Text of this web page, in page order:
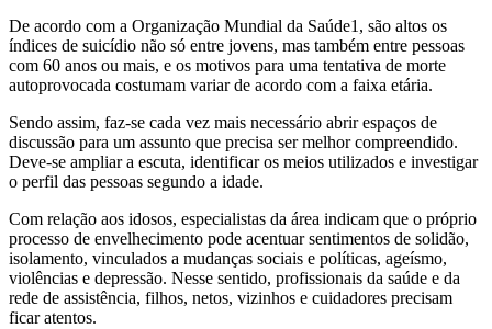
De acordo com a Organização Mundial da Saúde1, são altos os
índices de suicídio não só entre jovens, mas também entre pessoas
com 60 anos ou mais, e os motivos para uma tentativa de morte
autoprovocada costumam variar de acordo com a faixa etária.
Sendo assim, faz-se cada vez mais necessário abrir espaços de
discussão para um assunto que precisa ser melhor compreendido.
Deve-se ampliar a escuta, identificar os meios utilizados e investigar
o perfil das pessoas segundo a idade.
Com relação aos idosos, especialistas da área indicam que o próprio
processo de envelhecimento pode acentuar sentimentos de solidão,
isolamento, vinculados a mudanças sociais e políticas, ageísmo,
violências e depressão. Nesse sentido, profissionais da saúde e da
rede de assistência, filhos, netos, vizinhos e cuidadores precisam
ficar atentos.